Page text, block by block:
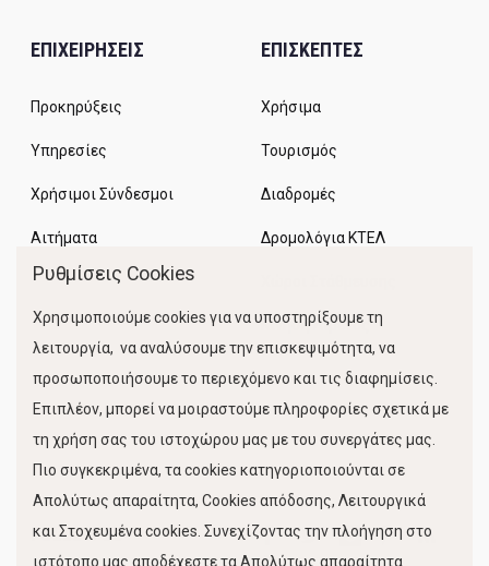
ΕΠΙΧΕΙΡΗΣΕΙΣ
Προκηρύξεις
Υπηρεσίες
Χρήσιμοι Σύνδεσμοι
Αιτήματα
ΕΠΙΣΚΕΠΤΕΣ
Χρήσιμα
Τουρισμός
Διαδρομές
Δρομολόγια ΚΤΕΛ
Κίνηση Λιμένος
FOLLOW US
Ρυθμίσεις Cookies
Χρησιμοποιούμε cookies για να υποστηρίξουμε τη
λειτουργία, να αναλύσουμε την επισκεψιμότητα, να
προσωποποιήσουμε το περιεχόμενο και τις διαφημίσεις.
Επιπλέον, μπορεί να μοιραστούμε πληροφορίες σχετικά με
τη χρήση σας του ιστοχώρου μας με του συνεργάτες μας.
Πιο συγκεκριμένα, τα cookies κατηγοριοποιούνται σε
Απολύτως απαραίτητα, Cookies απόδοσης, Λειτουργικά
και Στοχευμένα cookies. Συνεχίζοντας την πλοήγηση στο
ιστότοπο μας αποδέχεστε τα Απολύτως απαραίτητα